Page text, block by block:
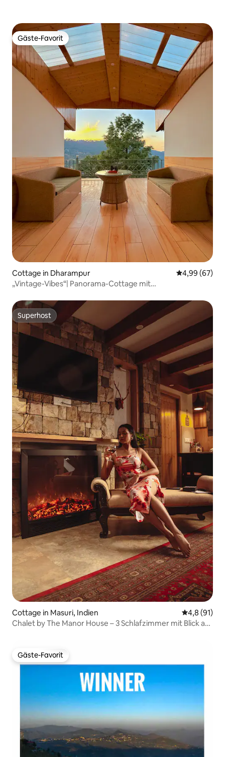
Gäste-Favorit
Gäste-Favorit
Cottage in Dharampur
4,99 (67)
„Vintage-Vibes“| Panorama-Cottage mit
Superhost
Superhost
Cottage in Masuri, Indien
4,8 (91)
Chalet by The Manor House – 3 Schlafzimmer mit Blick auf
Gäste-Favorit
Gäste-Favorit